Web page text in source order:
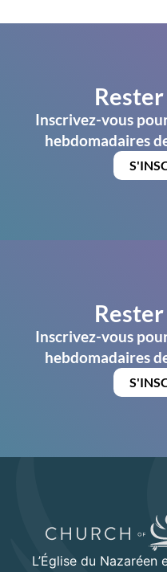
Inscrivez-vous
hebdomadaires
Inscrivez-vous
hebdomadaires
L’Église du